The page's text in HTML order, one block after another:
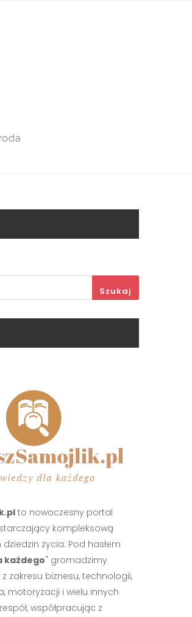
Szukaj
to nowoczesny portal
kompleksową
życia. Pod hasłem
każdego" gromadzimy
zakresu biznesu, technologii,
motoryzacji i wielu innych
współpracując z